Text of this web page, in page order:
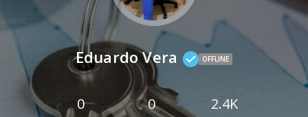
Eduardo Vera OFFLINE
0 0 2.4K